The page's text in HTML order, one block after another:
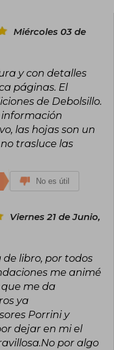
(1901), una saga
de una familia
lo largo de cuatro
la que recibió el Nobel.
de su producción
(Der Zauberberg, 1924),
europea previa a
Muerte en Venecia
considerada una de
influyentes; y Doctor
la cultura alemana
del nazismo.
magistral de los
y lectores en todo
Miércoles 03 de
y con detalles
páginas. El
de Debolsillo.
las hojas son un
trasluce las
No es útil
Viernes 21 de Junio,
libro, por todos
me animé
me da
ya
Porrini y
dejar en mi el
por algo